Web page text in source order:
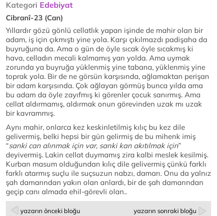
Kategori Edebiyat
Cibranî-23 (Can)
Yıllardır gözü gönlü cellatlık yapan işinde de mahir olan bir
adam, iş için çıkmıştı yine yola. Karşı çıkılmazdı padişaha da
buyruğuna da. Ama o gün de öyle sıcak öyle sıcakmış ki
hava, celladın mecali kalmamış yarı yolda. Ama uymak
zorunda ya buyruğa yüklenmiş yine tabana, yüklenmiş yine
toprak yola. Bir de ne görsün karşısında, ağlamaktan perişan
bir adam karşısında. Çok ağlayan görmüş bunca yılda ama
bu adam da öyle zayıfmış ki görenler çocuk sanırmış. Ama
cellat aldırmamış, aldırmak onun görevinden uzak mı uzak
bir kavrammış.
Aynı mahir, onlarca kez keskinletilmiş kılıç bu kez dile
gelivermiş, belki hepsi bir gün gelirmiş de bu mihenk imiş
“sanki can alınmak için var, sanki kan akıtılmak için”
deyivermiş. Lakin cellat duymamış zira kalbi meslek kesilmiş.
Kurban masum olduğundan kılıç dile gelivermiş çünkü farklı
farklı atarmış suçlu ile suçsuzun nabzı, damarı. Onu da yalnız
şah damarından yakın olan anlardı, bir de şah damarından
geçip canı almada ehil-görevli olan..
yazarın önceki bloğu yazarın sonraki bloğu